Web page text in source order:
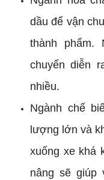
dầu để vận
thành phẩm.
chuyển diễn
nhiều.
Ngành chế
lượng lớn và
xuống xe khá
nâng sẽ giúp